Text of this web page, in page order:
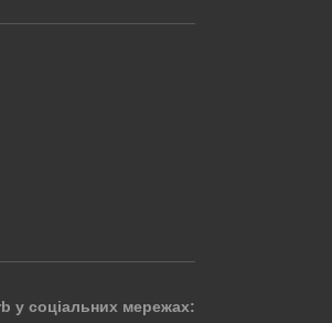
у соціальних мережах: